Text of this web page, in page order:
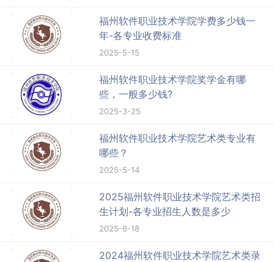
福州软件职业技术学院学费多少钱一
年-各专业收费标准
2025-5-15
福州软件职业技术学院奖学金有哪
些，一般多少钱?
2025-3-25
福州软件职业技术学院艺术类专业有
哪些？
2025-5-14
2025福州软件职业技术学院艺术类招
生计划-各专业招生人数是多少
2025-6-18
2024福州软件职业技术学院艺术类录